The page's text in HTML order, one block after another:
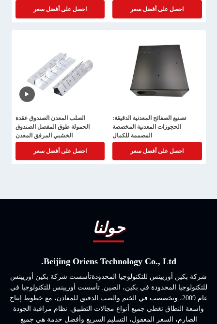
احصل على أفضل سعر احصل على أفضل سعر
تصنيع الصفائح المعدنية الدقيقة:
الحجوزات المعدنية المخصصة
المصممة للكمال
احصل على أفضل سعر
الصلب المعدن الصندوق عقدة
الحمولة طوق المفصل الصندوق
الخشبي المرفق المعدن
احصل على أفضل سعر
حولنا
Beijing Oriens Technology Co., Ltd.
شركة بكين أوريينس للتكنولوجيا المحدودةتأسست شركة بكين أوريينس
للتكنولوجيا المحدودة في بكين، الصين. تأسست أوريينس للتكنولوجيا في
عام 2009، وتخصصت في الختم والصب الدقيق للمعادن، مع خطوط إنتاج
واسعة النطاق تغطي جميع أنواع مجالات التطبيق. نظام مراقبة الجودة
الصارم، السعر المعقول، التسليم السريع وأفضل خدمة هي جميع